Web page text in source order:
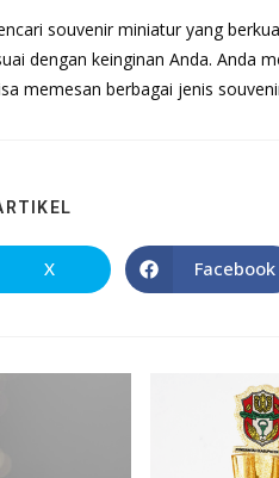
souvenir miniatur yang
dengan keinginan Anda. Anda
memesan berbagai jenis
X Facebook